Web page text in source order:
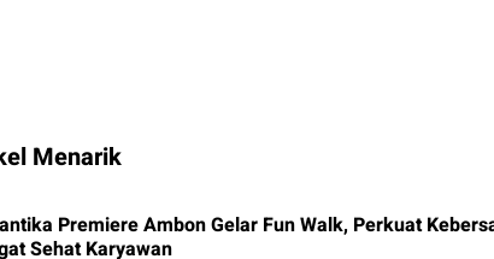
Menarik
Premiere Ambon Gelar Fun Walk, Perkuat
Sehat Karyawan